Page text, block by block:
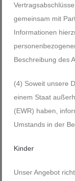
gemeinsam mit
Informationen
Beschreibung des
(4) Soweit unsere
einem Staat
(EWR) haben,
Umstands in der
Kinder
Unser Angebot